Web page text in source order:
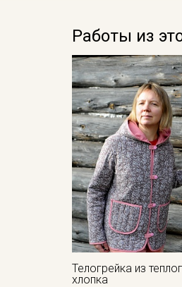
Работы из
Телогрейка из
хлопка